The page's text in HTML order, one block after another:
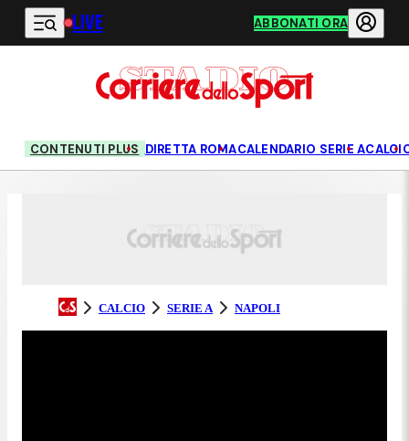
Vai al contenuto principale
LIVE ABBONATI ORA
CONTENUTI PLUS DIRETTA ROMACALENDARIO SERIE A
CALCIO SERIE A NAPOLI